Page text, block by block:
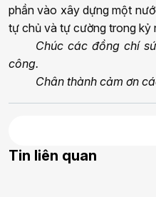
phần vào xây dựng một
tự chủ và tự cường trong kỷ
Chúc các đồng chí
công.
Chân thànhcảm ơn
Tin liên quan